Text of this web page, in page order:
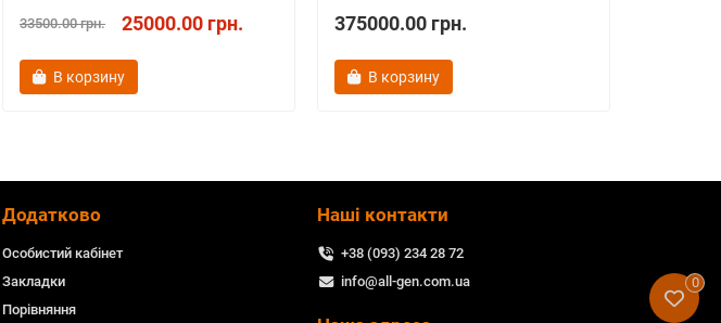
33500.00 грн. 25000.00 грн.
В корзину
375000.00 грн.
В корзину
Додатково
Особистий кабінет
Закладки
Порівняння
Наші контакти
+38 (093) 234 28 72
info@all-gen.com.ua
0